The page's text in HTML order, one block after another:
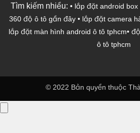
Tìm kiếm nhiều: • lắp đặt android box
360 độ ô tô gần đây• lắp đặt camera
lắp đặt màn hình android ô tô tphcm•
ô tô tphcm
© 2022 Bản quyền thuộc